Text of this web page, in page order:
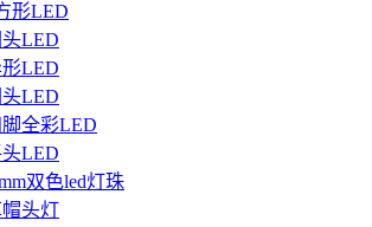
形LED
头LED
形LED
头LED
脚全彩LED
头LED
双色led灯珠
帽头灯